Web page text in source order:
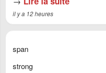
il y a 12 heures
span
strong